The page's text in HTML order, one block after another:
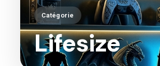
Catégorie
Lifesize